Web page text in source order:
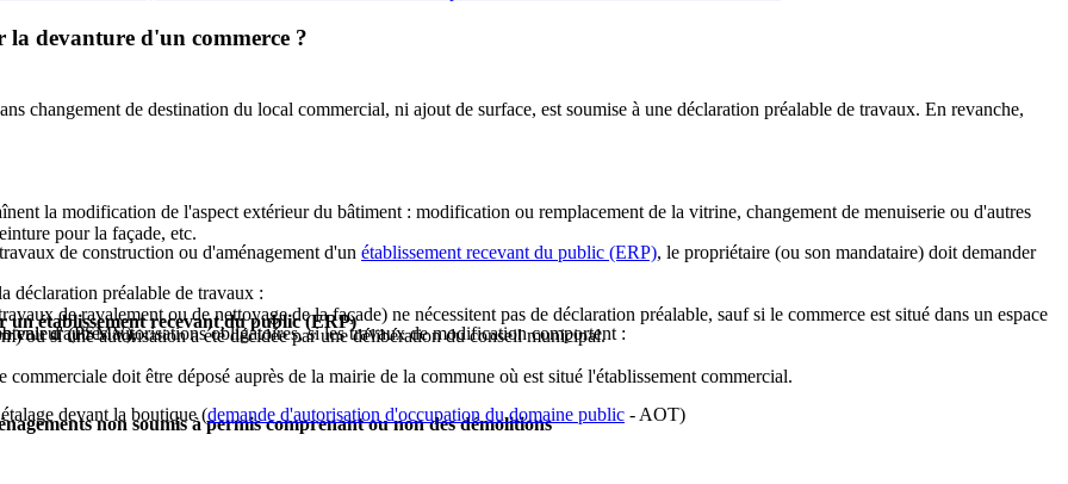
la devanture d'un commerce ?
changement de destination du local commercial, ni ajout de surface, est soumise à une déclaration préalable de travaux. En revanche,
la modification de l'aspect extérieur du bâtiment : modification ou remplacement de la vitrine, changement de menuiserie ou d'autres
pour la façade, etc.
de ravalement ou de nettoyage de la façade) ne nécessitent pas de déclaration préalable, sauf si le commerce est situé dans un espace
ou si une autorisation a été décidée par une délibération du conseil municipal.
doit être déposé auprès de la mairie de la commune où est situé l'établissement commercial.
non soumis à permis comprenant ou non des démolitions
de construction ou d'aménagement d'un établissement recevant du public (ERP), le propriétaire (ou son mandataire) doit demander
établissement recevant du public (ERP)
déclaration préalable de travaux :
valeur (PSMV),
d'autres autorisations obligatoires, si les travaux de modification comportent :
devant la boutique (demande d'autorisation d'occupation du domaine public - AOT)